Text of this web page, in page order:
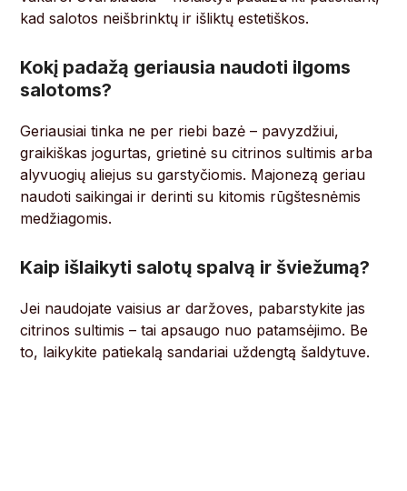
kad salotos neišbrinktų ir išliktų estetiškos.
Kokį padažą geriausia naudoti ilgoms
salotoms?
Geriausiai tinka ne per riebi bazė – pavyzdžiui,
graikiškas jogurtas, grietinė su citrinos sultimis arba
alyvuogių aliejus su garstyčiomis. Majonezą geriau
naudoti saikingai ir derinti su kitomis rūgštesnėmis
medžiagomis.
Kaip išlaikyti salotų spalvą ir šviežumą?
Jei naudojate vaisius ar daržoves, pabarstykite jas
citrinos sultimis – tai apsaugo nuo patamsėjimo. Be
to, laikykite patiekalą sandariai uždengtą šaldytuve.